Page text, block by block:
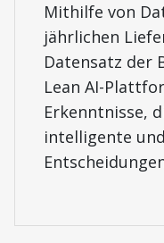
Mithilfe von
jährlichen
Datensatz der
Lean AI-
Erkenntnisse,
intelligente